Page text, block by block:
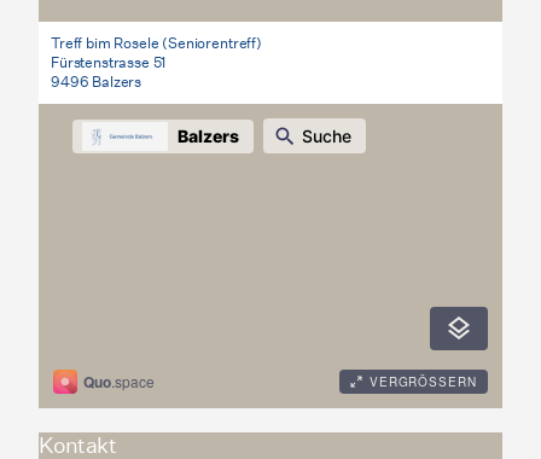
Treff bim Rosele (Seniorentreff)
Fürstenstrasse 51
9496 Balzers
Kontakt